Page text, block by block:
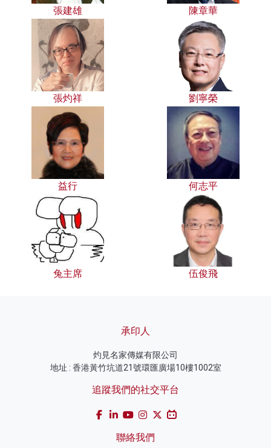
張建雄 陳章華
張灼祥 劉寧榮
益行 何志平
兔主席 伍俊飛
承印人
灼見名家傳媒有限公司
地址 : 香港黃竹坑道21號環匯廣場10樓1002室
追蹤我們的社交平台
聯絡我們